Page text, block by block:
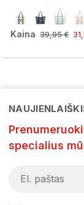
Kaina 39,95 €
specialius